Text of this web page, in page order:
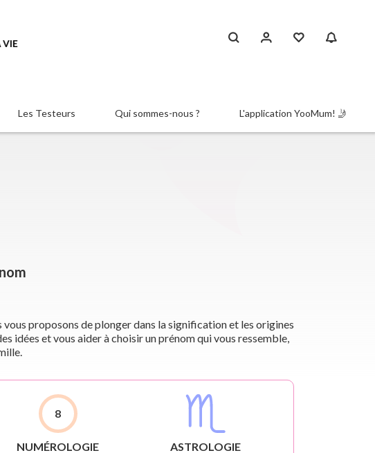
Les Testeurs Qui sommes-nous ? L'application YooMum! 🤳
proposons de plonger dans la signification et les origines
idées et vous aider à choisir un prénom qui vous ressemble,
8
NUMÉROLOGIE
ASTROLOGIE